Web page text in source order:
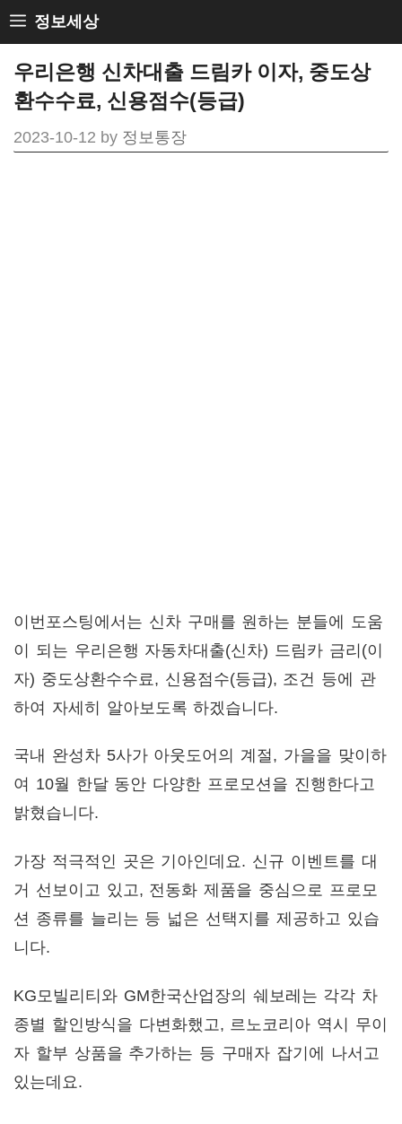
Skip
to
content
정보세상
우리은행 신차대출 드림카 이자, 중도상
환수수료, 신용점수(등급)
2023-10-12 by 정보통장
이번포스팅에서는 신차 구매를 원하는 분들에 도움
이 되는 우리은행 자동차대출(신차) 드림카 금리(이
자) 중도상환수수료, 신용점수(등급), 조건 등에 관
하여 자세히 알아보도록 하겠습니다.
국내 완성차 5사가 아웃도어의 계절, 가을을 맞이하
여 10월 한달 동안 다양한 프로모션을 진행한다고
밝혔습니다.
가장 적극적인 곳은 기아인데요. 신규 이벤트를 대
거 선보이고 있고, 전동화 제품을 중심으로 프로모
션 종류를 늘리는 등 넓은 선택지를 제공하고 있습
니다.
KG모빌리티와 GM한국산업장의 쉐보레는 각각 차
종별 할인방식을 다변화했고, 르노코리아 역시 무이
자 할부 상품을 추가하는 등 구매자 잡기에 나서고
있는데요.